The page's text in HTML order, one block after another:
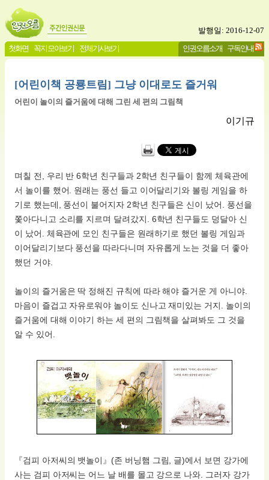
발행일: 2016-12-07
첫화면 꼭지 모아보기 전체기사보기 인권오름소개 구독안내
[어린이책 공룡트림] 그냥 이대로도 즐거워
어린이 놀이의 즐거움에 대해 그린 세 편의 그림책
이기규
며칠 전, 우리 반 6학년 친구들과 2학년 친구들이 함께 체육관에
서 놀이를 했어. 원래는 풍선 들고 이어달리기와 볼링 게임을 하
기로 했는데, 풍선이 불어지자 2학년 친구들은 신이 났어. 풍선을
쫓아다니고 소리를 지르며 달려갔지. 6학년 친구들도 덩달아 신
이 났어. 체육관에 모인 친구들은 원래하기로 했던 볼링 게임과
이어달리기보다 풍선을 따라다니며 자유롭게 노는 것을 더 좋아
했던 거야.
놀이의 즐거움은 딱 정해진 규칙에 따라 해야 즐거운 게 아니야.
마음이 즐겁고 자유로워야 놀이도 신나고 재미있는 거지. 놀이의
즐거움에 대해 이야기 하는 세 편의 그림책을 살펴봐도 그 것을
알 수 있어.
『검피 아저씨의 뱃놀이』(존 버닝햄 그림, 글)에서 보면 강가에
사는 검피 아저씨는 어느 날 배를 몰고 강으로 나와. 그러자 강가